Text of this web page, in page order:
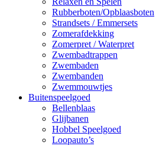
Rubberboten/Opblaasboten
Strandsets / Emmersets
Zomerafdekking
Zomerpret / Waterpret
Zwembadtrappen
Zwembaden
Zwembanden
Zwemmouwtjes
Buitenspeelgoed
Bellenblaas
Glijbanen
Hobbel Speelgoed
Loopauto’s